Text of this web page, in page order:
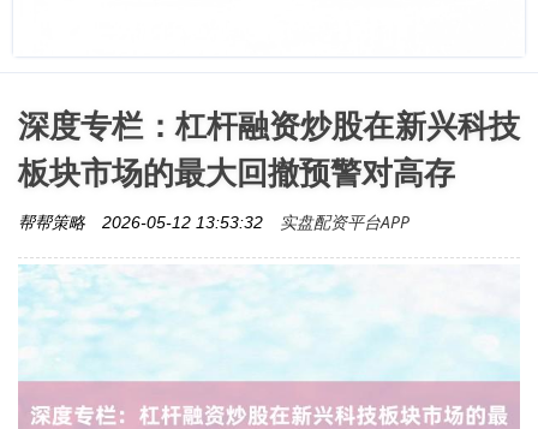
深度专栏：杠杆融资炒股在新兴科技
板块市场的最大回撤预警对高存
帮帮策略 2026-05-12 13:53:32 实盘配资平台APP